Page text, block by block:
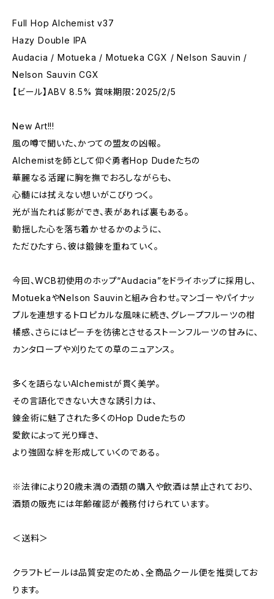
Full Hop Alchemist v37
Hazy Double IPA
Audacia / Motueka / Motueka CGX / Nelson Sauvin /
Nelson Sauvin CGX
【ビール】ABV 8.5% 賞味期限：2025/2/5
New Art!!!
風の噂で聞いた、かつての盟友の凶報。
Alchemistを師として仰ぐ勇者Hop Dudeたちの
華麗なる活躍に胸を撫でおろしながらも、
心髄には拭えない想いがこびりつく。
光が当たれば影ができ、表があれば裏もある。
動揺した心を落ち着かせるかのように、
ただひたすら、彼は鍛錬を重ねていく。
今回、WCB初使用のホップ“Audacia”をドライホップに採用し、
MotuekaやNelson Sauvinと組み合わせ。マンゴーやパイナッ
プルを連想するトロピカルな風味に続き、グレープフルーツの柑
橘感、さらにはピーチを彷彿とさせるストーンフルーツの甘みに、
カンタロープや刈りたての草のニュアンス。
多くを語らないAlchemistが貫く美学。
その言語化できない大きな誘引力は、
錬金術に魅了された多くのHop Dudeたちの
愛飲によって光り輝き、
より強固な絆を形成していくのである。
※法律により20歳未満の酒類の購入や飲酒は禁止されており、
酒類の販売には年齢確認が義務付けられています。
＜送料＞
クラフトビールは品質安定のため、全商品クール便を推奨してお
ります。